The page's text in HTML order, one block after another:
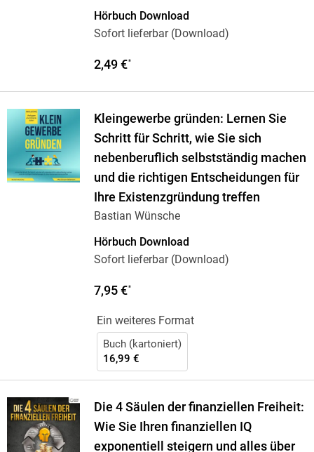
Hörbuch Download
Sofort lieferbar (Download)
2,49 €*
Kleingewerbe gründen: Lernen Sie
Schritt für Schritt, wie Sie sich
nebenberuflich selbstständig machen
und die richtigen Entscheidungen für
Ihre Existenzgründung treffen
Bastian Wünsche
Hörbuch Download
Sofort lieferbar (Download)
7,95 €*
Ein weiteres Format
Buch (kartoniert)
16,99 €
Die 4 Säulen der finanziellen Freiheit:
Wie Sie Ihren finanziellen IQ
exponentiell steigern und alles über